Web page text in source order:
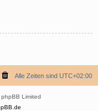
Alle Zeiten sind UTC+02:00
Limited